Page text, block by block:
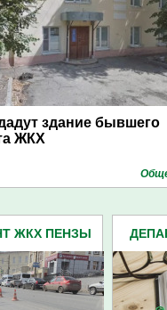
здание бывшего
ЖКХ
ЖКХ ПЕНЗЫ